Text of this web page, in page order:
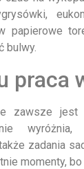
papierowe
bulwy.
praca
zawsze jest
zadania
momenty,